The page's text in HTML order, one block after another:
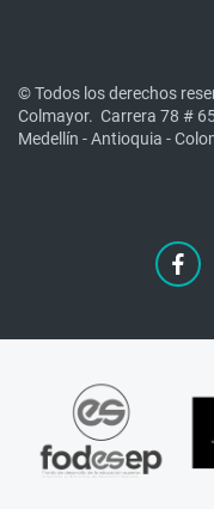
© Todos los derechos
Colmayor. Carrera 78 #
Medellín - Antioquia -